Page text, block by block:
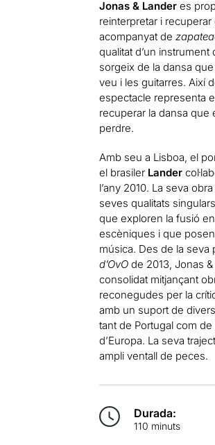
Jonas & Lander es
reinterpretar i recuperar
acompanyat de
qualitat d’un instrument
sorgeix de la dansa
veu i les guitarres. Així
espectacle representa
recuperar la dansa que
perdre.
Amb seu a Lisboa, el
el brasiler Lander
l’any 2010. La seva
seves qualitats
que exploren la fusió
escèniques i que posen
música. Des de la seva
d’OvOde 2013, Jonas
consolidat mitjançant
reconegudes per la
amb un suport de
tant de Portugal com de
d’Europa. La seva
ampli ventall de peces.
Durada:
110 minuts